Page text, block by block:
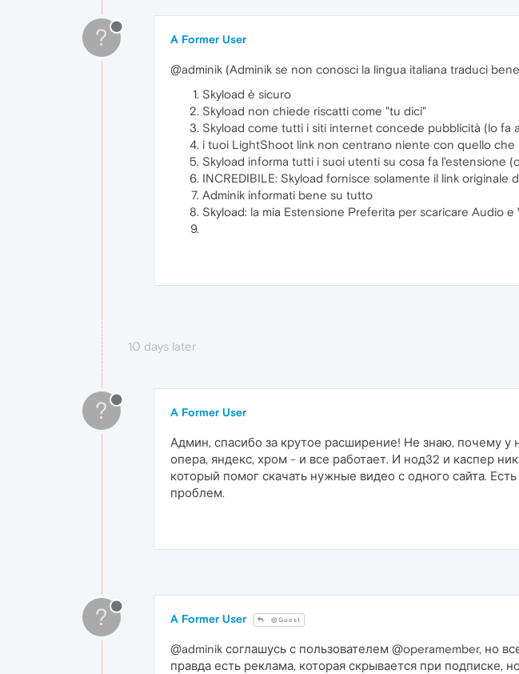
? A Former User
@adminik (Adminik se non conosci la lingua italiana traduci
Skyload è sicuro
Skyload non chiede riscatti come "tu dici"
Skyload come tutti i siti internet concede pubblicità (lo fa
i tuoi LightShoot link non centrano niente con quello che
Skyload informa tutti i suoi utenti su cosa fa l'estensione
INCREDIBILE: Skyload fornisce solamente il link
Adminik informati bene su tutto
Skyload: la mia Estensione Preferita per scaricare Audio e
10 days later
? A Former User
Админ, спасибо за крутое расширение! Не знаю, почему
опера, яндекс, хром - и все работает. И нод32 и каспер
который помог скачать нужные видео с одного сайта.
проблем.
? A Former User @Guest
@adminik соглашусь с пользователем @operamember,
правда есть реклама, которая скрывается при